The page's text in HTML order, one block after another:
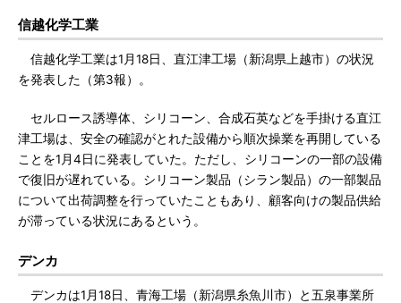
信越化学工業
信越化学工業は1月18日、直江津工場（新潟県上越市）の状況
を発表した（第3報）。
セルロース誘導体、シリコーン、合成石英などを手掛ける直江
津工場は、安全の確認がとれた設備から順次操業を再開している
ことを1月4日に発表していた。ただし、シリコーンの一部の設備
で復旧が遅れている。シリコーン製品（シラン製品）の一部製品
について出荷調整を行っていたこともあり、顧客向けの製品供給
が滞っている状況にあるという。
デンカ
デンカは1月18日、青海工場（新潟県糸魚川市）と五泉事業所